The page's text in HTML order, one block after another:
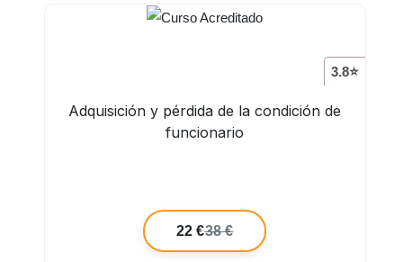
3.8⭐
Adquisición y pérdida de la condición de
funcionario
22 €38 €